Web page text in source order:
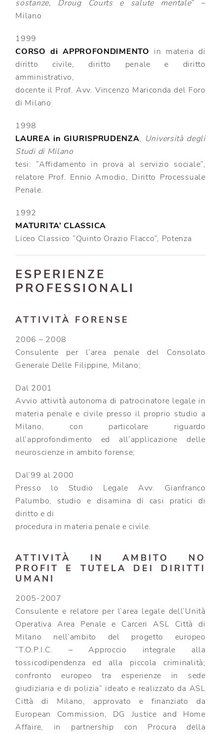
sostanze, Droug Courts e salute mentale” –
Milano
1999
CORSO di APPROFONDIMENTO in materia di
diritto civile, diritto penale e diritto
amministrativo,
docente il Prof. Avv. Vincenzo Mariconda del Foro
di Milano
1998
LAUREA in GIURISPRUDENZA, Università degli
Studi di Milano
tesi: “Affidamento in prova al servizio sociale”,
relatore Prof. Ennio Amodio, Diritto Processuale
Penale.
1992
MATURITA’ CLASSICA
Liceo Classico “Quinto Orazio Flacco”, Potenza
ESPERIENZE
PROFESSIONALI
ATTIVITÀ FORENSE
2006 – 2008
Consulente per l’area penale del Consolato
Generale Delle Filippine, Milano;
Dal 2001
Avvio attività autonoma di patrocinatore legale in
materia penale e civile presso il proprio studio a
Milano, con particolare riguardo
all’approfondimento ed all’applicazione delle
neuroscienze in ambito forense;
Dal’99 al 2000
Presso lo Studio Legale Avv. Gianfranco
Palumbo, studio e disamina di casi pratici di
diritto e di
procedura in materia penale e civile.
ATTIVITÀ IN AMBITO NO
PROFIT E TUTELA DEI DIRITTI
UMANI
2005-2007
Consulente e relatore per l’area legale dell’Unità
Operativa Area Penale e Carceri ASL Città di
Milano nell’ambito del progetto europeo
“T.O.P.I.C. – Approccio integrale alla
tossicodipendenza ed alla piccola criminalità;
confronto europeo tra esperienze in sede
giudiziaria e di polizia” ideato e realizzato da ASL
Città di Milano, approvato e finanziato da
European Commission, DG Justice and Home
Affaire, in partnership con Procura della